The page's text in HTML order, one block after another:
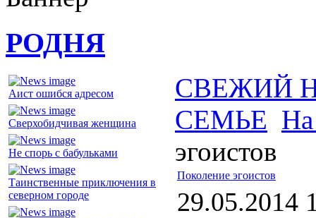
РОДНЯ
Аист ошибся адресом
Сверхобидчивая женщина
Не спорь с бабульками
Таинственные приключения в
северном городе
СВЕЖИЙ
СЕМЬЕ На
эгоистов
Поколение эгоистов
29.05.2014